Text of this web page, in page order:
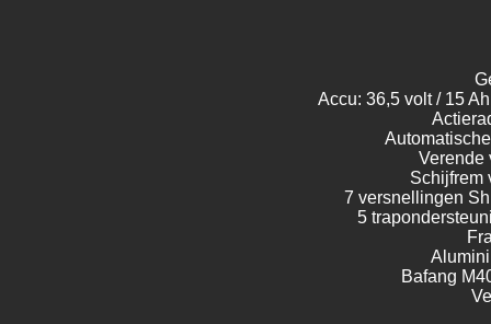
Accu: 36,5 volt / 15
Verende
Schijfrem
7 versnellingen
5
Bafang